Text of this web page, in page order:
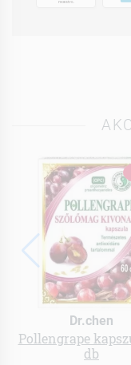
Dr.chen
Pollengrape
db